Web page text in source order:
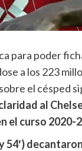
para poder
a los 223
el césped
al
el curso 2020-
54′)